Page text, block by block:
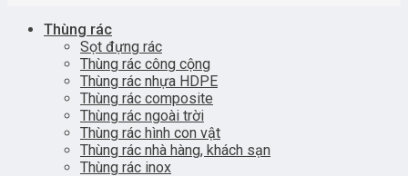
Thùng rác
Sọt đựng rác
Thùng rác công cộng
Thùng rác nhựa HDPE
Thùng rác composite
Thùng rác ngoài trời
Thùng rác hình con vật
Thùng rác nhà hàng, khách sạn
Thùng rác inox